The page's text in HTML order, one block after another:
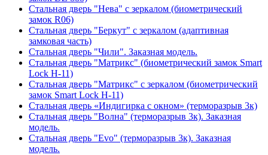
Стальная дверь "Нева" с зеркалом (биометрический
замок R06)
Стальная дверь "Беркут" с зеркалом (адаптивная
замковая часть)
Стальная дверь "Чили". Заказная модель.
Стальная дверь "Матрикс" (биометрический замок Smart
Lock H-11)
Стальная дверь "Матрикс" с зеркалом (биометрический
замок Smart Lock H-11)
Стальная дверь «Индигирка с окном» (терморазрыв 3к)
Стальная дверь "Волна" (терморазрыв 3к). Заказная
модель.
Стальная дверь "Evo" (терморазрыв 3к). Заказная
модель.